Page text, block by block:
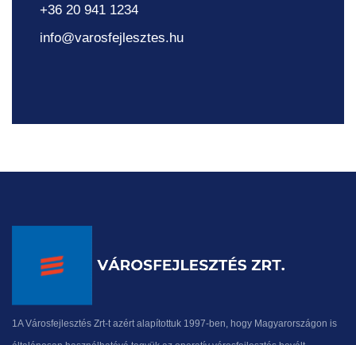
+36 20 941 1234
info@varosfejlesztes.hu
1A Városfejlesztés Zrt-t azért alapítottuk 1997-ben, hogy Magyarországon is